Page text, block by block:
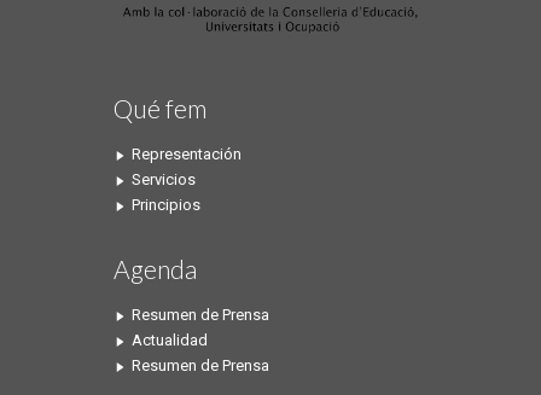
Qué fem
Representación
Servicios
Principios
Agenda
Resumen de Prensa
Actualidad
Resumen de Prensa